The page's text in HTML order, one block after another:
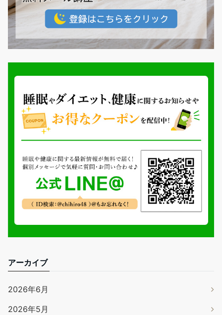
アーカイブ
2026年6月
2026年5月